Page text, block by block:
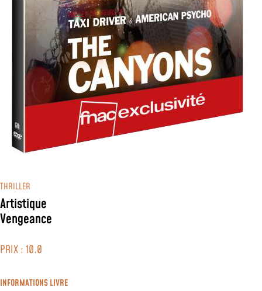
THRILLER
Artistique
Vengeance
PRIX : 10.0
INFORMATIONS LIVRE